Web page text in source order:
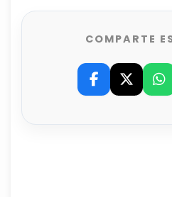
COMPARTE